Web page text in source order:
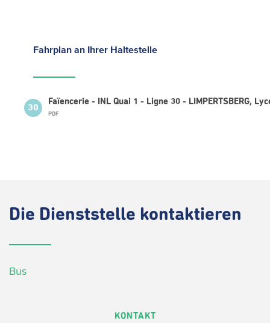
Fahrplan an Ihrer Haltestelle
30
Faïencerie - INL Quai 1 - Ligne 30 - LIMPERTSBERG,
PDF
Die Dienststelle kontaktieren
Bus
KONTAKT